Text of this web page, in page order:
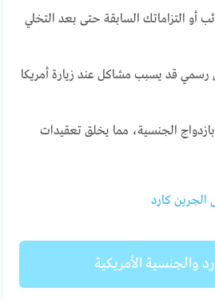
أو التزاماتك السابقة حتى بعد التخلي
رسمي قد يسبب مشاكل عند زيارة أمريكا
الجنسية، مما يخلق تعقيدات
كارد
والجنسية الأمريكية